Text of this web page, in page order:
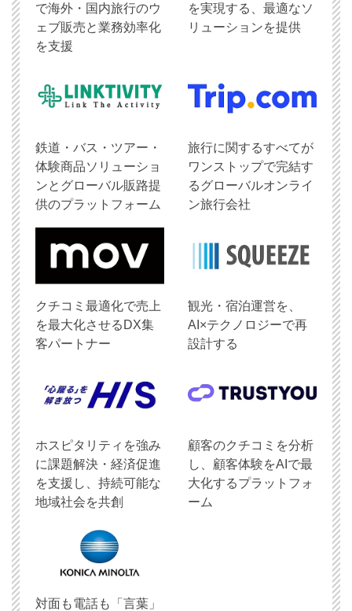
で海外・国内旅行のウ
ェブ販売と業務効率化
を支援
を実現する、最適なソ
リューションを提供
鉄道・バス・ツアー・
体験商品ソリューショ
ンとグローバル販路提
供のプラットフォーム
旅行に関するすべてが
ワンストップで完結す
るグローバルオンライ
ン旅行会社
クチコミ最適化で売上
を最大化させるDX集
客パートナー
観光・宿泊運営を、
AI×テクノロジーで再
設計する
ホスピタリティを強み
に課題解決・経済促進
を支援し、持続可能な
地域社会を共創
顧客のクチコミを分析
し、顧客体験をAIで最
大化するプラットフォ
ーム
対面も電話も「言葉」